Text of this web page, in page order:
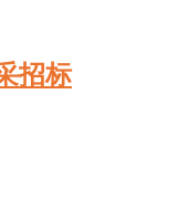
招标